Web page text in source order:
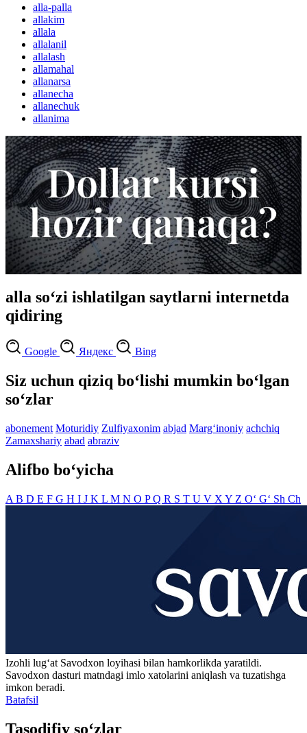
alla-palla
allakim
allala
allalanil
allalash
allamahal
allanarsa
allanecha
allanechuk
allanima
alla so‘zi ishlatilgan saytlarni internetda
qidiring
Google Яндекс Bing
Siz uchun qiziq bo‘lishi mumkin bo‘lgan
so‘zlar
abonement Moturidiy Zulfiyaxonim abjad Marg‘inoniy achchiq
Zamaxshariy abad abraziv
Alifbo bo‘yicha
A B D E F G H I J K L M N O PQ R S T U V X Y Z O‘ G‘ Sh Ch
Izohli lugʻat Savodxon loyihasi bilan hamkorlikda yaratildi.
Savodxon dasturi matndagi imlo xatolarini aniqlash va tuzatishga
imkon beradi.
Batafsil
Tasodifiy so‘zlar